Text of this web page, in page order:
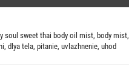
soul sweet thai body oil mist, body mist,
, dlya tela, pitanie, uvlazhnenie, uhod